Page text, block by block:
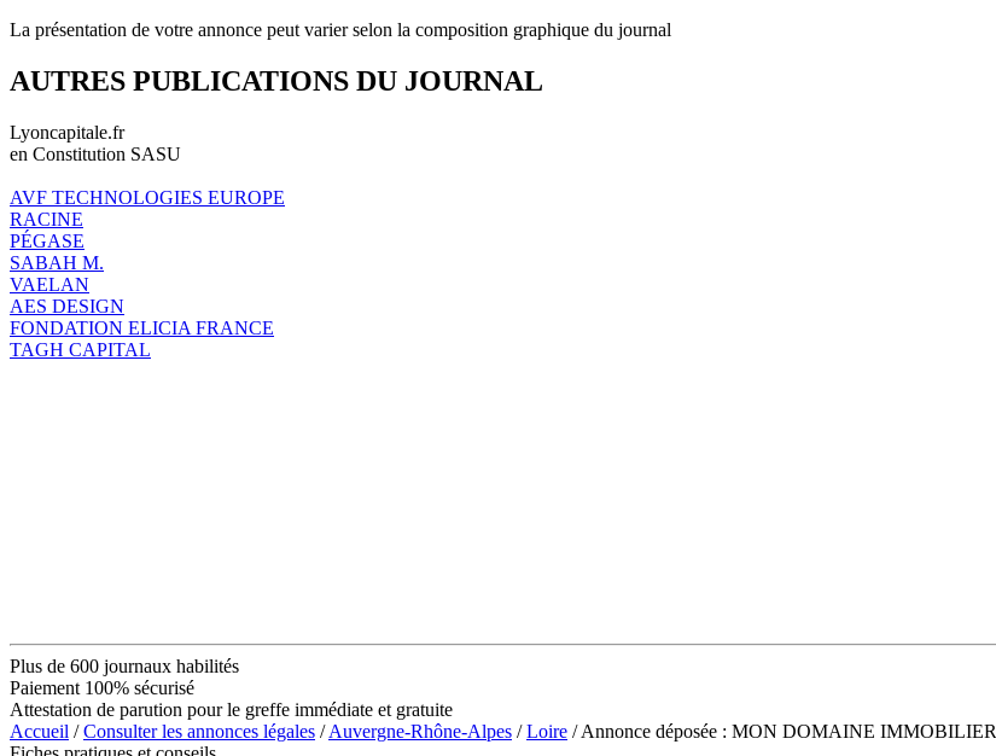
La présentation de votre annonce peut varier selon la composition graphique du journal
AUTRES PUBLICATIONS DU JOURNAL
Lyoncapitale.fr
en Constitution SASU
AVF TECHNOLOGIES EUROPE
RACINE
PÉGASE
SABAH M.
VAELAN
AES DESIGN
FONDATION ELICIA FRANCE
TAGH CAPITAL
Plus de 600 journaux habilités
Paiement 100% sécurisé
Attestation de parution pour le greffe immédiate et gratuite
Accueil /Consulter les annonces légales /Auvergne-Rhône-Alpes /Loire / Annonce déposée : MON DOMAINE IMMOBILIER